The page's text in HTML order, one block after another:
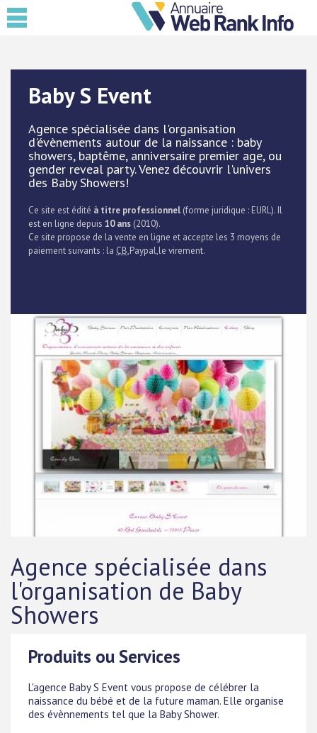
Baby S Event
Agence spécialisée dans l'organisation
d'évènements autour de la naissance : baby
showers, baptême, anniversaire premier age, ou
gender reveal party. Venez découvrir l'univers
des Baby Showers!
Ce site est édité à titre professionnel (forme juridique : EURL). Il
est en ligne depuis 10 ans (2010).
Ce site propose de la vente en ligne et accepte les 3 moyens de
paiement suivants : la CB,Paypal,le virement.
Agence spécialisée dans
l'organisation de Baby
Showers
Produits ou Services
L'agence Baby S Event vous propose de célébrer la
naissance du bébé et de la future maman. Elle organise
des évènnements tel que la Baby Shower.